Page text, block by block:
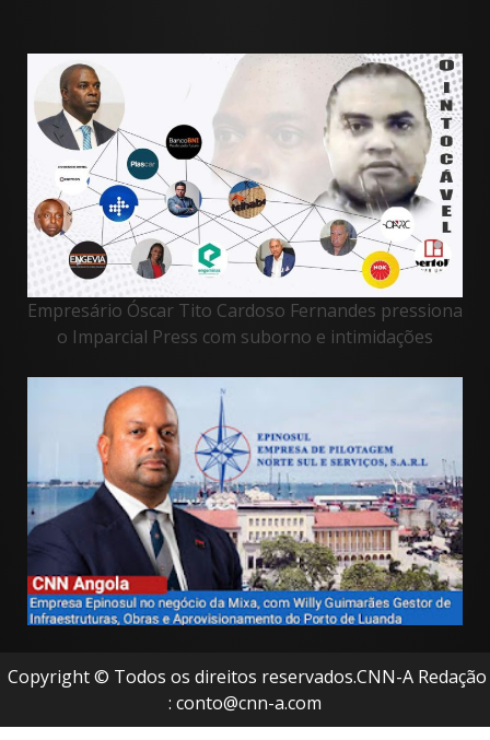
Empresário Óscar Tito Cardoso Fernandes pressiona
o Imparcial Press com suborno e intimidações
Copyright © Todos os direitos reservados.CNN-A Redação
: conto@cnn-a.com